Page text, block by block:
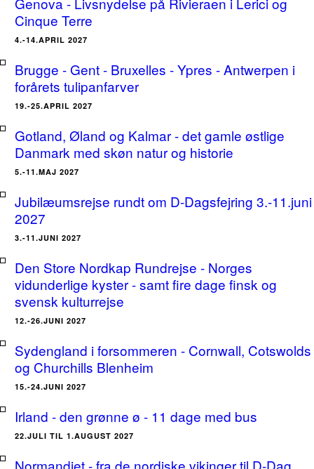
Cinque Terre
4.-14.APRIL 2027
Brugge - Gent - Bruxelles - Ypres - Antwerpen i
forårets tulipanfarver
19.-25.APRIL 2027
Gotland, Øland og Kalmar - det gamle østlige
Danmark med skøn natur og historie
5.-11.MAJ 2027
Jubilæumsrejse rundt om D-Dagsfejring 3.-11.juni
2027
3.-11.JUNI 2027
Den Store Nordkap Rundrejse - Norges
vidunderlige kyster - samt fire dage finsk og
svensk kulturrejse
12.-26.JUNI 2027
Sydengland i forsommeren - Cornwall, Cotswolds
og Churchills Blenheim
15.-24.JUNI 2027
Irland - den grønne ø - 11 dage med bus
22.JULI TIL 1.AUGUST 2027
Normandiet - fra de nordiske vikinger til D-Dag